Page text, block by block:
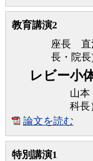
教育講演2
座長 直
長・院
レビー小
山
科長
論文を読む
特別講演1